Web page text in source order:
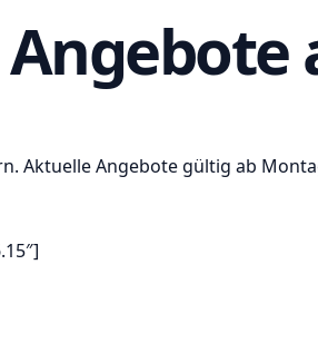
Aktuelle Angebote gültig ab